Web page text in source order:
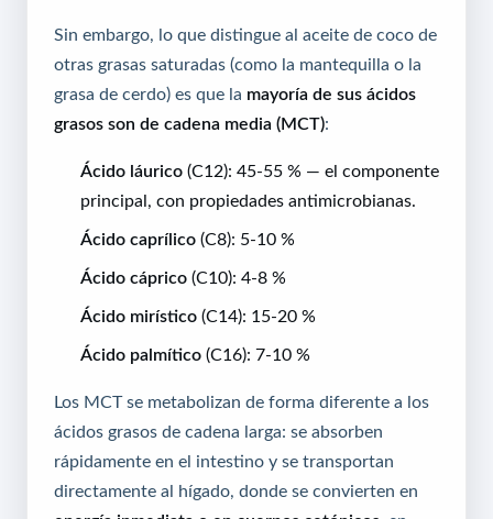
Sin embargo, lo que distingue al aceite de coco de
otras grasas saturadas (como la mantequilla o la
grasa de cerdo) es que la mayoría de sus ácidos
grasos son de cadena media (MCT):
Ácido láurico (C12): 45-55 % — el componente
principal, con propiedades antimicrobianas.
Ácido caprílico (C8): 5-10 %
Ácido cáprico (C10): 4-8 %
Ácido mirístico (C14): 15-20 %
Ácido palmítico (C16): 7-10 %
Los MCT se metabolizan de forma diferente a los
ácidos grasos de cadena larga: se absorben
rápidamente en el intestino y se transportan
directamente al hígado, donde se convierten en